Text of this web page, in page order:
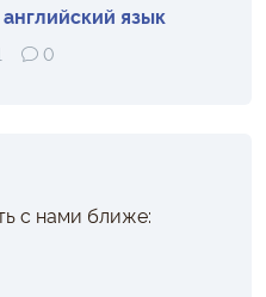
язык
0
с нами ближе: